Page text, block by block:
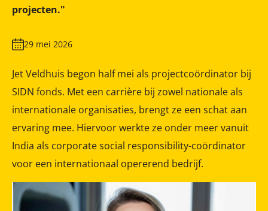
projecten."
29 mei 2026
Jet Veldhuis begon half mei als projectcoördinator bij
SIDN fonds. Met een carrière bij zowel nationale als
internationale organisaties, brengt ze een schat aan
ervaring mee. Hiervoor werkte ze onder meer vanuit
India als corporate social responsibility-coördinator
voor een internationaal opererend bedrijf.